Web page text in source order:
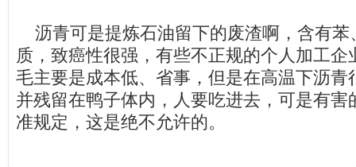
沥青可是提炼石油留下的废渣啊，含有苯
质，致癌性很强，有些不正规的个人加工企
毛主要是成本低、省事，但是在高温下沥青
并残留在鸭子体内，人要吃进去，可是有害
准规定，这是绝不允许的。